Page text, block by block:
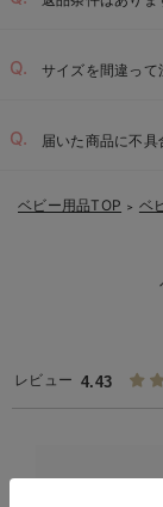
サイズを間違っ
届いた商品に不
ベビー用品TOP ＞ ベ
レビュー 4.43